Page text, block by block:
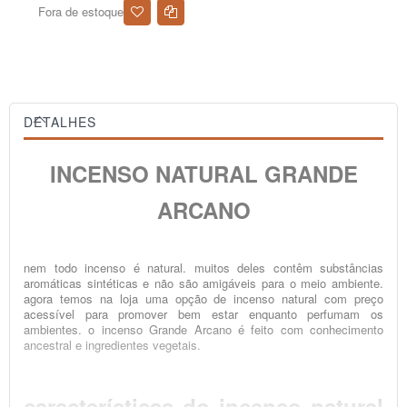
Fora de estoque
DETALHES
INCENSO NATURAL GRANDE
ARCANO
nem todo incenso é natural. muitos deles contêm substâncias
aromáticas sintéticas e não são amigáveis para o meio ambiente.
agora temos na loja uma opção de incenso natural com preço
acessível para promover bem estar enquanto perfumam os
ambientes. o incenso Grande Arcano é feito com conhecimento
ancestral e ingredientes vegetais.